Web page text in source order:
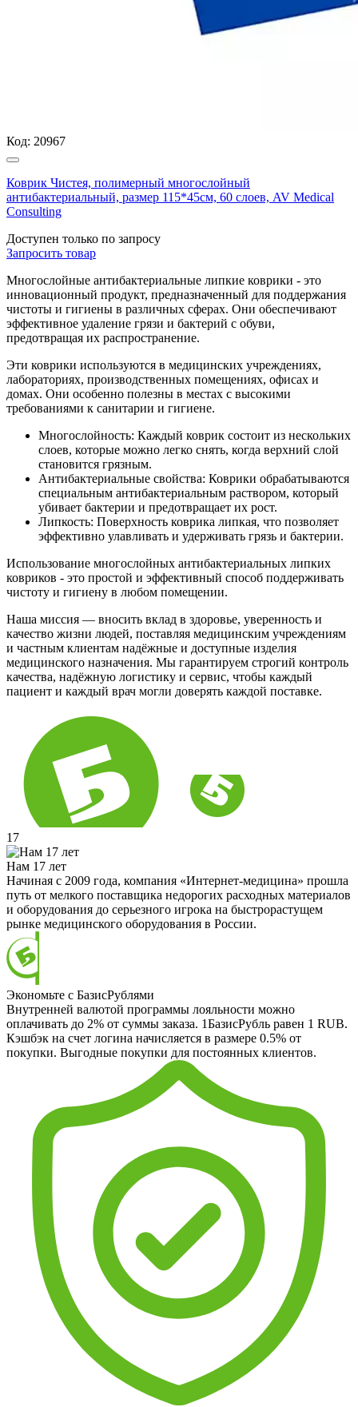
Код: 20967
Коврик Чистея, полимерный многослойный
антибактериальный, размер 115*45см, 60 слоев, AV Medical
Consulting
Доступен только по запросу
Запросить товар
Многослойные антибактериальные липкие коврики - это
инновационный продукт, предназначенный для поддержания
чистоты и гигиены в различных сферах. Они обеспечивают
эффективное удаление грязи и бактерий с обуви,
предотвращая их распространение.
Эти коврики используются в медицинских учреждениях,
лабораториях, производственных помещениях, офисах и
домах. Они особенно полезны в местах с высокими
требованиями к санитарии и гигиене.
Многослойность: Каждый коврик состоит из нескольких
слоев, которые можно легко снять, когда верхний слой
становится грязным.
Антибактериальные свойства: Коврики обрабатываются
специальным антибактериальным раствором, который
убивает бактерии и предотвращает их рост.
Липкость: Поверхность коврика липкая, что позволяет
эффективно улавливать и удерживать грязь и бактерии.
Использование многослойных антибактериальных липких
ковриков - это простой и эффективный способ поддерживать
чистоту и гигиену в любом помещении.
Наша миссия — вносить вклад в здоровье, уверенность и
качество жизни людей, поставляя медицинским учреждениям
и частным клиентам надёжные и доступные изделия
медицинского назначения. Мы гарантируем строгий контроль
качества, надёжную логистику и сервис, чтобы каждый
пациент и каждый врач могли доверять каждой поставке.
17
Нам 17 лет
Начиная с 2009 года, компания «Интернет-медицина» прошла
путь от мелкого поставщика недорогих расходных материалов
и оборудования до серьезного игрока на быстрорастущем
рынке медицинского оборудования в России.
Экономьте с БазисРублями
Внутренней валютой программы лояльности можно
оплачивать до 2% от суммы заказа. 1БазисРубль равен 1 RUB.
Кэшбэк на счет логина начисляется в размере 0.5% от
покупки. Выгодные покупки для постоянных клиентов.